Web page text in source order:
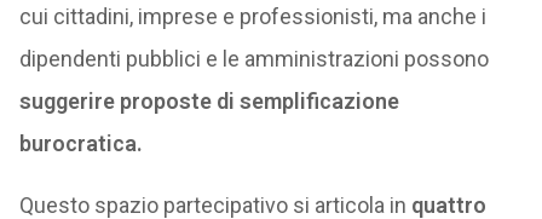
cui cittadini, imprese e professionisti, ma anche i
dipendenti pubblici e le amministrazioni possono
suggerire proposte di semplificazione
burocratica.
Questo spazio partecipativo si articola in quattro